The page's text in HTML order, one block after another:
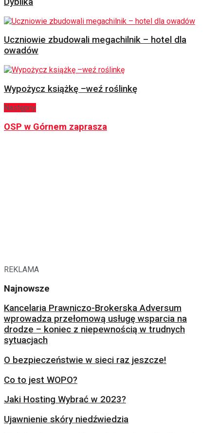
Uczniowie zbudowali megachilnik – hotel dla
owadów
Wypożycz książkę –weź roślinkę
Następny
OSP w Górnem zaprasza
REKLAMA
Najnowsze
Kancelaria Prawniczo-Brokerska Adversum
wprowadza przełomową usługę wsparcia na
drodze – koniec z niepewnością w trudnych
sytuacjach
O bezpieczeństwie w sieci raz jeszcze!
Co to jest WOPO?
Jaki Hosting Wybrać w 2023?
Ujawnienie skóry niedźwiedzia